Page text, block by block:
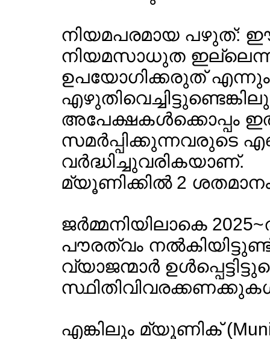
നിയമപരമായ പഴുത്:
നിയമസാധുത
ഉപയോഗിക്കരുത്
അപേക്ഷകള്‍ക്കൊപ്പം
സമര്‍പ്പിക്കുന്നവരുടെ
വര്‍ദ്ധിച്ചുവരികയാണ്.
മ്യൂണിക്കില്‍ 2
ജര്‍മ്മനിയിലാകെ
പൗരത്വം
വ്യാജന്മാര്‍
എങ്കിലും മ്യൂണിക്